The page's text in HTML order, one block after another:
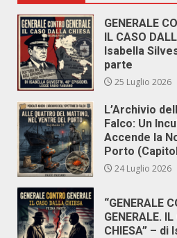
GENERALE
IL CASO
Isabella
parte
25 Luglio 2026
L’Archivio
Falco: Un
Accende la
Porto
24 Luglio 2026
“GENERALE
GENERALE.
CHIESA” –